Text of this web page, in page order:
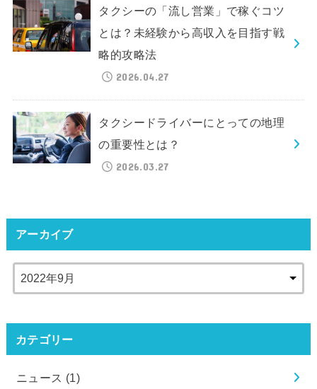
タクシーの「流し営業」で稼ぐコツ
とは？未経験から高収入を目指す戦
略的攻略法
2026.04.27
タクシードライバーにとっての地理
の重要性とは？
2026.03.27
アーカイブ
カテゴリー
ニュース (1)